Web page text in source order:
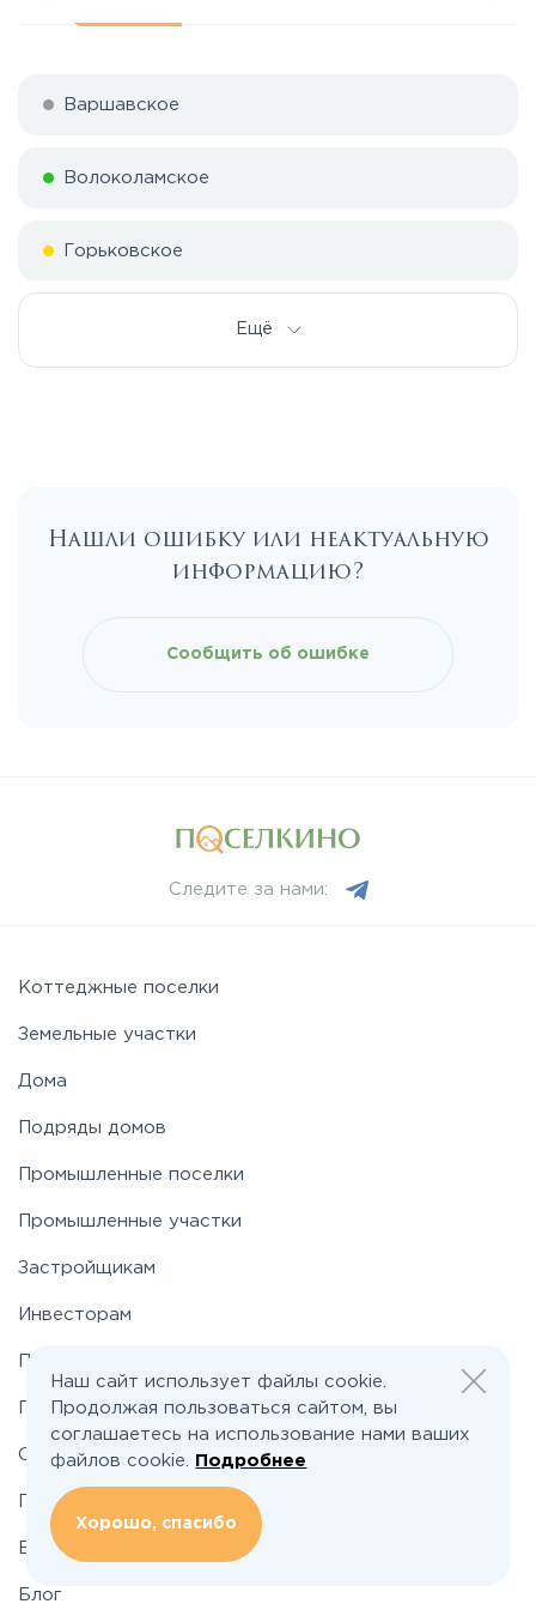
Варшавское
Волоколамское
Горьковское
Каширское
Новорижское
Носовихинское
Рогачёвское
Симферопольское
Таракановское
Фряновское
Ещё
Нашли ошибку или неактуальную
информацию?
Сообщить об ошибке
Следите за нами:
Коттеджные поселки
Земельные участки
Дома
Подряды домов
Промышленные поселки
Промышленные участки
Застройщикам
Инвесторам
По шоссе
По районам
О проекте
Подбор земельного участка
Вакансии
Блог
Наш сайт использует файлы cookie.
Продолжая пользоваться сайтом, вы
соглашаетесь на использование нами ваших
файлов cookie.
Подробнее
Хорошо, спасибо